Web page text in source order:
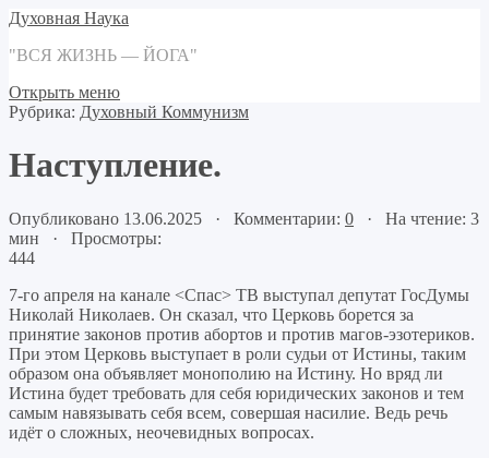
Духовная Наука
"ВСЯ ЖИЗНЬ — ЙОГА"
Открыть меню
Рубрика: Духовный Коммунизм
Наступление.
Опубликовано 13.06.2025 · Комментарии: 0 · На чтение: 3
мин · Просмотры:
444
7-го апреля на канале <Спас> ТВ выступал депутат ГосДумы
Николай Николаев. Он сказал, что Церковь борется за
принятие законов против абортов и против магов-эзотериков.
При этом Церковь выступает в роли судьи от Истины, таким
образом она объявляет монополию на Истину. Но вряд ли
Истина будет требовать для себя юридических законов и тем
самым навязывать себя всем, совершая насилие. Ведь речь
идёт о сложных, неочевидных вопросах.